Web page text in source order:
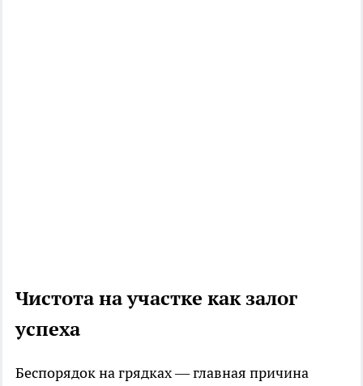
Чистота на участке как залог
успеха
Беспорядок на грядках — главная причина